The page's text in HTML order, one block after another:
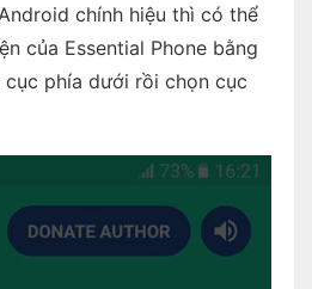
chính hiệu thì có thể
của Essential Phone bằng
phía dưới rồi chọn cục